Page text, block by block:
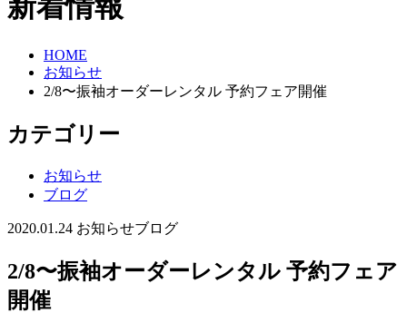
新着情報
HOME
お知らせ
2/8〜振袖オーダーレンタル 予約フェア開催
カテゴリー
お知らせ
ブログ
2020.01.24 お知らせブログ
2/8〜振袖オーダーレンタル 予約フェア
開催